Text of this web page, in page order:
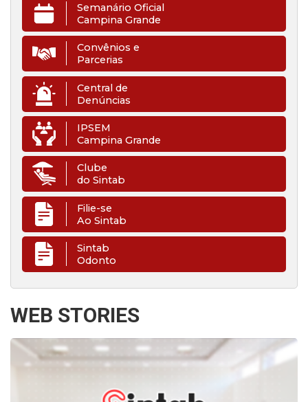
Semanário Oficial
Campina Grande
Convênios e
Parcerias
Central de
Denúncias
IPSEM
Campina Grande
Clube
do Sintab
Filie-se
Ao Sintab
Sintab
Odonto
WEB STORIES